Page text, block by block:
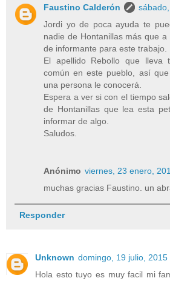
Faustino Calderón
Jordi yo de poca ayuda te
nadie de Hontanillas más que
de informante para este trabajo.
El apellido Rebollo que lleva
común en este pueblo, así
una persona le conocerá.
Espera a ver si con el tiempo
de Hontanillas que lea esta
informar de algo.
Saludos.
Anónimo viernes, 23 enero,
muchas gracias Faustino. un
Responder
Unknown domingo, 19 julio, 2015
Hola esto tuyo es muy facil mi